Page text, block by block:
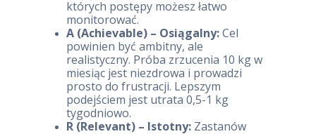
których postępy możesz łatwo
monitorować.
A (Achievable) – Osiągalny:Cel
powinien być ambitny, ale
realistyczny. Próba zrzucenia 10 kg w
miesiąc jest niezdrowa i prowadzi
prosto do frustracji. Lepszym
podejściem jest utrata 0,5-1 kg
tygodniowo.
R (Relevant) – Istotny:Zastanów